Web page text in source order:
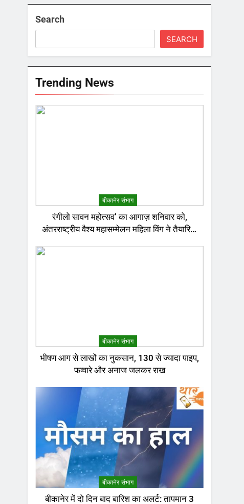
Search
SEARCH
Trending News
बीकानेर संभाग
रंगीलो सावन महोत्सव’ का आगाज़ शनिवार को,
अंतरराष्ट्रीय वैश्य महासम्मेलन महिला विंग ने तैयारियां
बीकानेर संभाग
भीषण आग से लाखों का नुकसान, 130 से ज्यादा पाइप,
फव्वारे और अनाज जलकर राख
बीकानेर संभाग
बीकानेर में दो दिन बाद बारिश का अलर्ट: तापमान 3